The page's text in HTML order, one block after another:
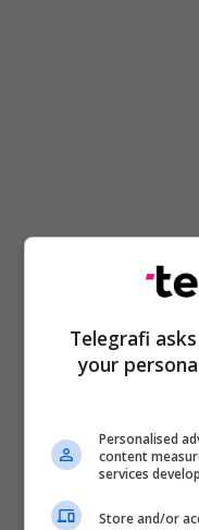
Telegrafi
your
Personalised
content
services
Store and/or